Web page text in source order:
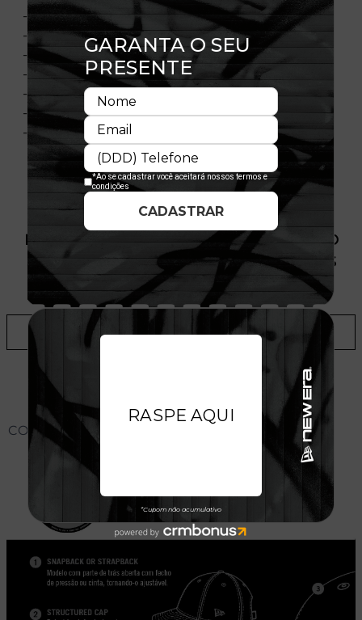
- Modelo Ajustável
- Aba curva
- Copa estruturada
- Flag bordada no lado esquerdo
- Importado
- Licença Oficial
- Composição:100% Algodão
PRODUTO SEM ESTOQUE DÍSPONÍVEL NO
SITE, CONSULTE A DISPONIBILIDADE NAS
LOJAS
ADICIONAR A LISTA DE DESEJOS
CONHEÇA O MODELO DO BONÉ